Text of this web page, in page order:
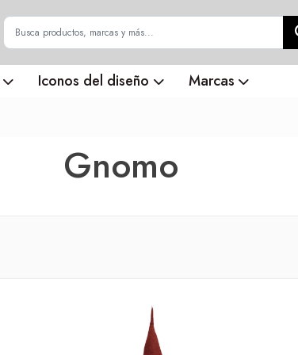
Iconos del diseño Marcas
Gnomo